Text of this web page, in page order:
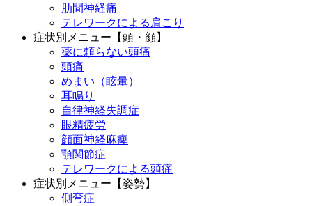
肋間神経痛
テレワークによる肩こり
症状別メニュー【頭・顔】
薬に頼らない頭痛
頭痛
めまい（眩暈）
耳鳴り
自律神経失調症
眼精疲労
顔面神経麻痺
顎関節症
テレワークによる頭痛
症状別メニュー【姿勢】
側弯症